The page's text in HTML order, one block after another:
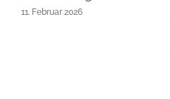
11. Februar 2026